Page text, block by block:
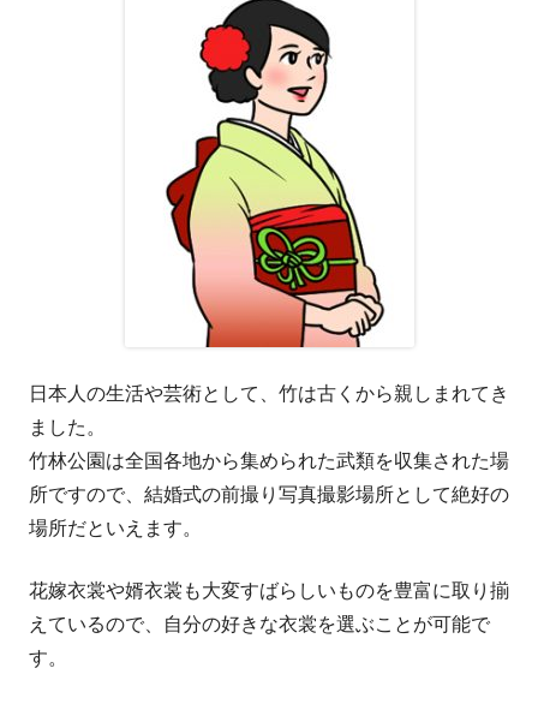
日本人の生活や芸術として、竹は古くから親しまれてき
ました。
竹林公園は全国各地から集められた武類を収集された場
所ですので、結婚式の前撮り写真撮影場所として絶好の
場所だといえます。
花嫁衣裳や婿衣裳も大変すばらしいものを豊富に取り揃
えているので、自分の好きな衣裳を選ぶことが可能で
す。